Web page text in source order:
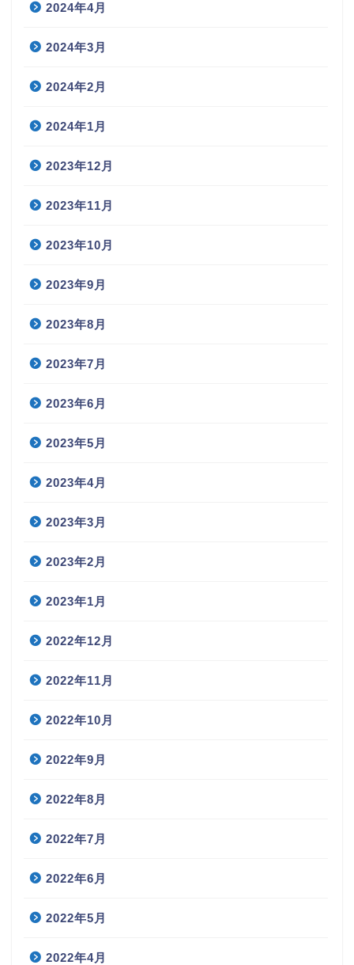
2024年4月
2024年3月
2024年2月
2024年1月
2023年12月
2023年11月
2023年10月
2023年9月
2023年8月
2023年7月
2023年6月
2023年5月
2023年4月
2023年3月
2023年2月
2023年1月
2022年12月
2022年11月
2022年10月
2022年9月
2022年8月
2022年7月
2022年6月
2022年5月
2022年4月